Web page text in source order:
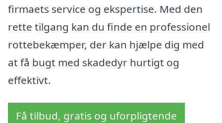
firmaets service og ekspertise. Med den
rette tilgang kan du finde en professionel
rottebekæmper, der kan hjælpe dig med
at få bugt med skadedyr hurtigt og
effektivt.
Få tilbud, gratis og uforpligtende